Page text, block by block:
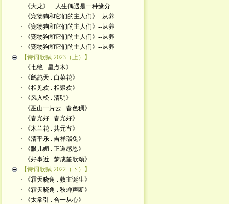
· 《大龙》---人生偶遇是一种缘分
· 《宠物狗和它们的主人们》--从养
· 《宠物狗和它们的主人们》--从养
· 《宠物狗和它们的主人们》--从养
· 《宠物狗和它们的主人们》--从养
【诗词歌赋-2023（上）】
· 《七绝 . 星点木》
· 《鹧鸪天 . 白菜花》
· 《相见欢 . 相聚欢》
· 《风入松 . 清明》
· 《巫山一片云 . 春色稠》
· 《春光好 . 春光好》
· 《木兰花 . 共元宵》
· 《清平乐 . 吉祥瑞兔》
· 《眼儿媚 . 正道感恩》
· 《好事近 . 梦成笙歌颂》
【诗词歌赋-2022（下）】
· 《霜天晓角 . 救主诞生》
· 《霜天晓角 . 秋蝉声断》
· 《太常引 . 合一从心》